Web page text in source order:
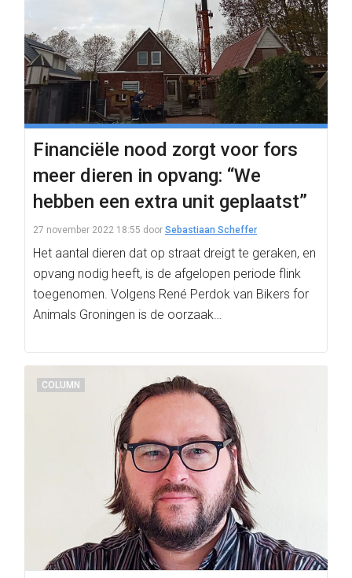
Financiële nood zorgt voor fors
meer dieren in opvang: “We
hebben een extra unit geplaatst”
27 november 2022 18:55 door Sebastiaan Scheffer
Het aantal dieren dat op straat dreigt te geraken, en
opvang nodig heeft, is de afgelopen periode flink
toegenomen. Volgens René Perdok van Bikers for
Animals Groningen is de oorzaak…
COLUMN